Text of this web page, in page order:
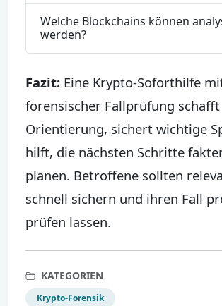
Welche Blockchains können
werden?
Fazit: Eine Krypto-Soforthilfe
forensischer Fallprüfung schafft
Orientierung, sichert wichtige
hilft, die nächsten Schritte
planen. Betroffene sollten
schnell sichern und ihren Fall
prüfen lassen.
KATEGORIEN
Krypto-Forensik